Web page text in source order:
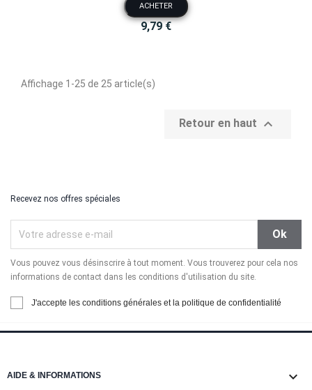
ACHETER
9,79 €
Affichage 1-25 de 25 article(s)
Retour en haut 
Recevez nos offres spéciales
Vous pouvez vous désinscrire à tout moment. Vous trouverez pour cela nos
informations de contact dans les conditions d'utilisation du site.
J'accepte les conditions générales et la politique de confidentialité
AIDE & INFORMATIONS 